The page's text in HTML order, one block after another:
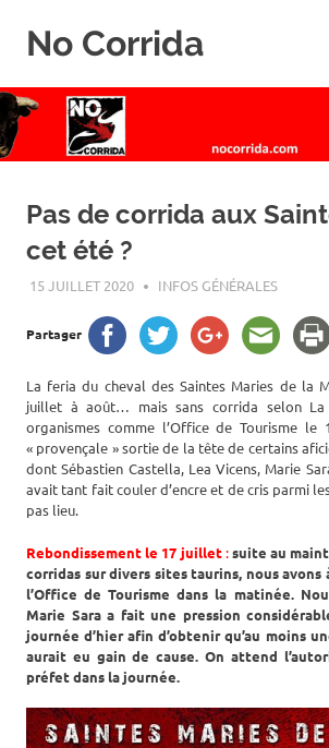
No Corrida
de
la
corrida
Pas de corrida aux
cet été ?
15 JUILLET 2020 ROGER LAHANA
INFOS GÉNÉRALES
Partager
La feria du cheval des Saintes Maries de la
juillet à août… mais sans corrida selon La
organismes comme l’Office de Tourisme
« provençale » sortie de la tête de certains
dont Sébastien Castella, Lea Vicens, Marie
avait tant fait couler d’encre et de cris parmi
pas lieu.
Rebondissement le 17 juillet:suite au
corridas sur divers sites taurins, nous
l’Office de Tourisme dans la matinée.
Marie Sara a fait une pression
journée d’hier afin d’obtenir qu’au moins
aurait eu gain de cause. On attend
préfet dans la journée.